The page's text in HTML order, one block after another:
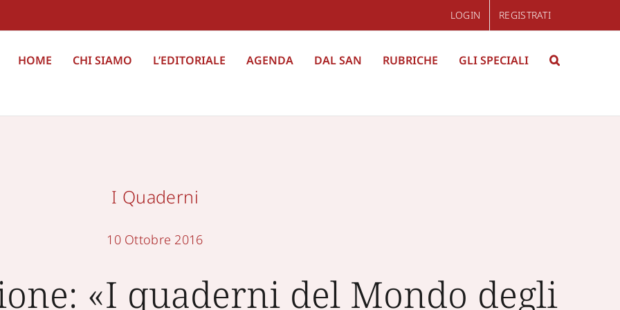
LOGIN REGISTRATI
HOME CHI SIAMO L’EDITORIALE AGENDA DAL SAN RUBRICHE GLI SPECIALI
I Quaderni
10 Ottobre 2016
«I quaderni del Mondo degli